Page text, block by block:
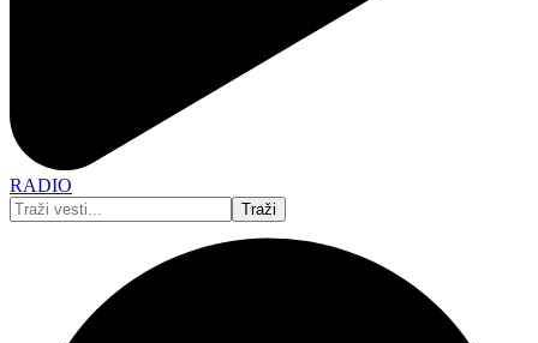
RADIO